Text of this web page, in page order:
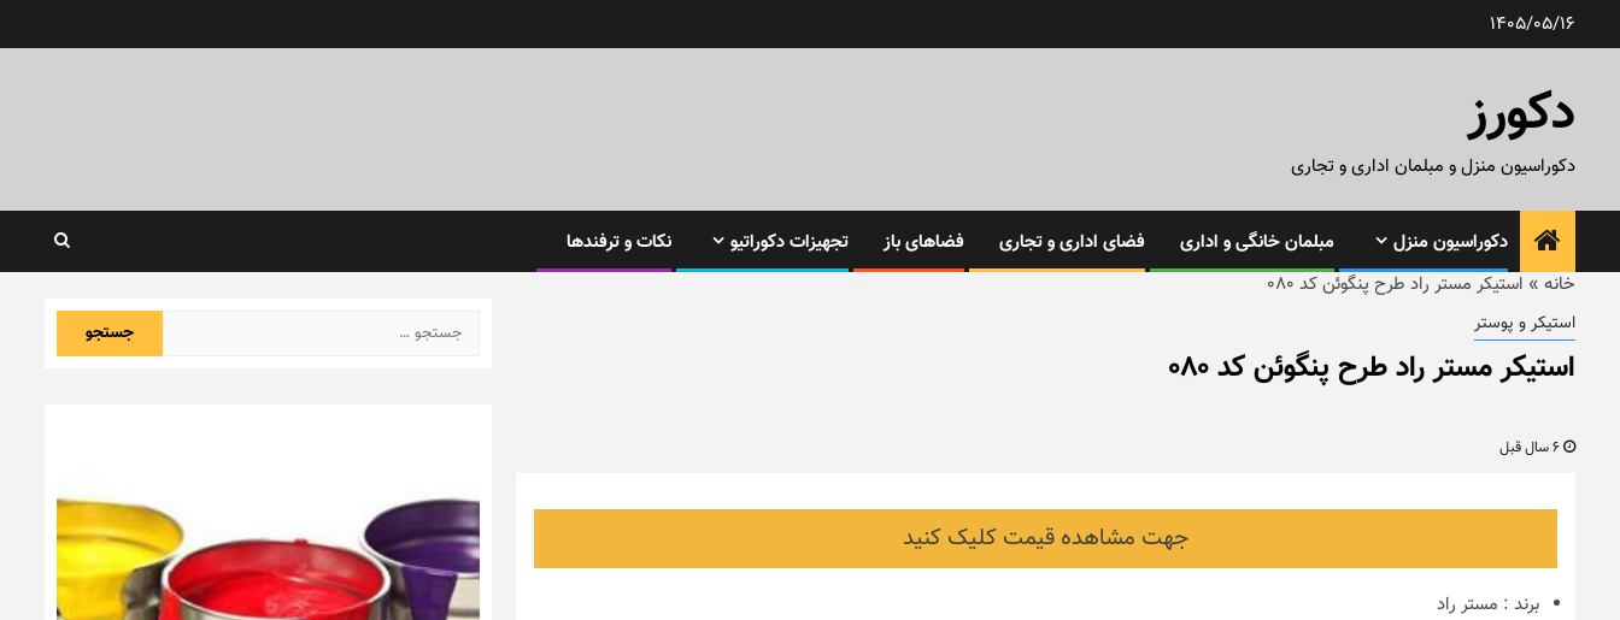
1405/05/16
دکورز
دکوراسیون منزل و مبلمان اداری و تجاری
دکوراسیون منزل مبلمان خانگی و اداری فضای اداری و تجاری فضاهای باز تجهیزات دکوراتیو
نکات و ترفندها
خانه » استیکر مستر راد طرح پنگوئن کد ۰۸۰
استیکر و پوستر
استیکر مستر راد طرح پنگوئن کد ۰۸۰
جهت مشاهده قیمت کلیک کنید
برند : مستر راد
جستجو
برای: